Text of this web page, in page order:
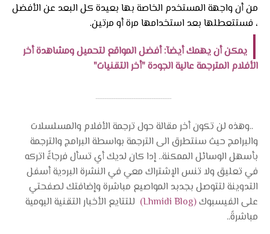
من أن واجهة المستخدم الخاصة بها بعيدة كل البعد عن الأفضل
، فستتعطلها بعد استخدامها مرة أو مرتين.
يمكن أن يهمك أيضآ: أفضل المواقع لتحميل ومشاهدة أخر
الأفلام المترجمة عالية الجودة "أخر التقنيات"
ــــــــــــــــــــــــــــــــــــــــــ
..وهذه لن تكون أخر مقالة حول ترجمة الأفلام والمسلسلات
والبرامج حيث سنتطرق الى الترجمة بواسطة البرامج والترجمة
بأسهل الوسائل الممكنة.. إدا كان لديك أي تسأل فرجاءًً اتركه
في تعليق ولا تنس الإشتراك معي في النشرة البردية أسفل
التدوينة لتتوصل بجدبد المواصيع مباشرة وإضافتك لصفحتي
على الفيسبوك(Lhmidi Blog)
للتتايع الأخبار التقنية اليومية
مباشرةً..